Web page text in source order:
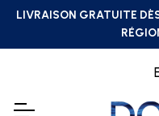
LIVRAISON GRATUITE